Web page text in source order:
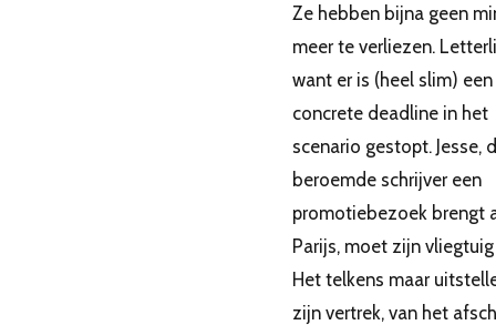
Ze hebben bijna geen
meer te verliezen.
want er is (heel slim) een
concrete deadline in het
scenario gestopt. Jesse,
beroemde schrijver een
promotiebezoek brengt
Parijs, moet zijn
Het telkens maar
zijn vertrek, van het